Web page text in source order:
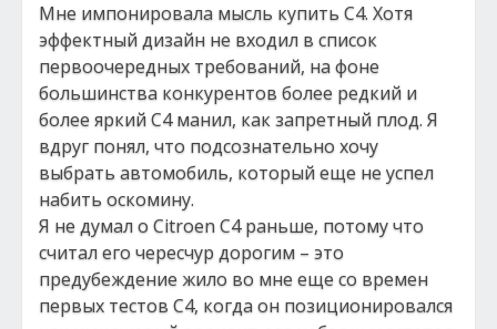
Мне импонировала мысль купить C4. Хотя
эффектный дизайн не входил в список
первоочередных требований, на фоне
большинства конкурентов более редкий и
более яркий C4 манил, как запретный плод. Я
вдруг понял, что подсознательно хочу
выбрать автомобиль, который еще не успел
набить оскомину.
Я не думал о Citroen C4 раньше, потому что
считал его чересчур дорогим – это
предубеждение жило во мне еще со времен
первых тестов С4, когда он позиционировался